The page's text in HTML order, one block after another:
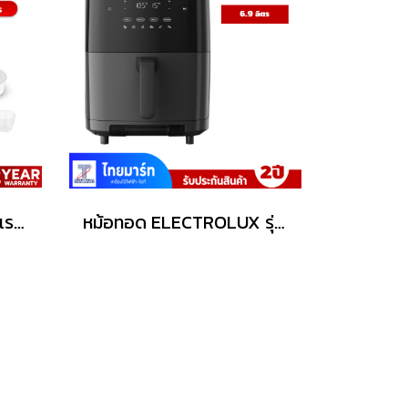
Tefal หม้อหุงข้าวอินฟราเรด ขนาด 1.5L รุ่น RK8868 หม้อทอด ELECTROLUX รุ่น E7AF1-700P ขนาด6.9 ลิตร